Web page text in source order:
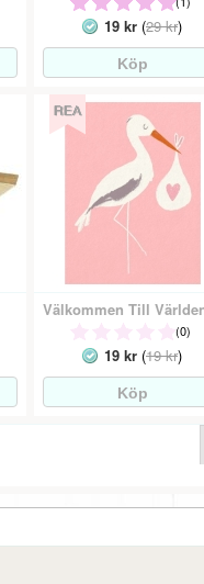
19 kr (29 kr)
(0)
19 kr (19 kr)